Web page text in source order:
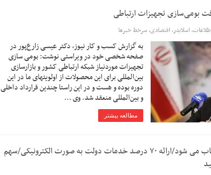
بومی‌سازی تجهیزات ارتباطی
,اسلایدر,اقتصادی,سرخط خبرها
به گزارش کسب و کار نیوز، دکتر عیسی زارع‌پور در
صفحه شخصی خود در ویراستی نوشت: بومی سازی
تجهیزات موردنیاز شبکه ارتباطی کشور و بازارسازی
بین‌المللی برای این محصولات از اولویتهای ما در این
دوره بوده و هست و در این راستا چندین قرارداد داخلی
و بین‌المللی منعقد شد. وی …
مطالعه بیشتر
۲ ماهواره در تابستان امسال پرتاب می شود/ارائه ۷۰ درصد خدمات دولت به صورت الکترونیکی/سهم